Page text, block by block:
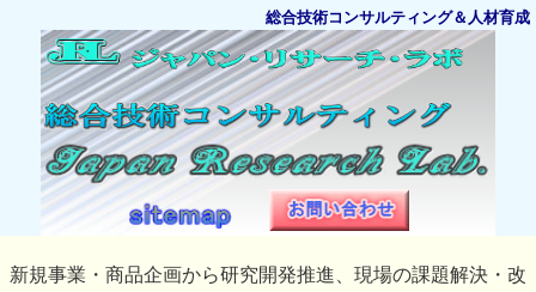
総合技術コンサルティング＆人材育成
新規事業・商品企画から研究開発推進、現場の課題解決・改